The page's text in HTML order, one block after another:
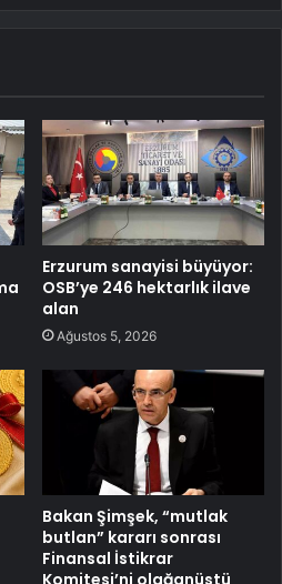
Erzurum sanayisi büyüyor:
OSB’ye 246 hektarlık ilave
alan
Ağustos 5, 2026
Bakan Şimşek, “mutlak
butlan” kararı sonrası
Finansal İstikrar
Komitesi’ni olağanüstü